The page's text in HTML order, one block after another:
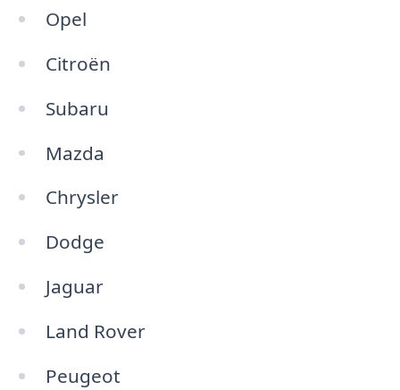
Opel
Citroën
Subaru
Mazda
Chrysler
Dodge
Jaguar
Land Rover
Peugeot